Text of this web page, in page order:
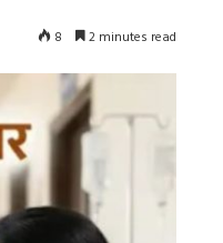
8 2 minutes read
एर्दोगान के खिलाफ सड़क
भागते हुए आया नजर, देंखे